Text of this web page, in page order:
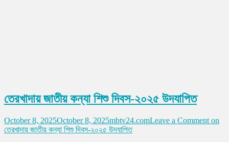
তেরখাদায় জাতীয় কন্যা শিশু দিবস-২০২৫ উদযাপিত
October 8, 2025October 8, 2025mbtv24.comLeave a Comment on
তেরখাদায় জাতীয় কন্যা শিশু দিবস-২০২৫ উদযাপিত